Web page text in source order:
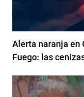
Alerta naranja en
Fuego: las